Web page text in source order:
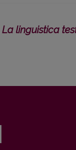
La linguistica